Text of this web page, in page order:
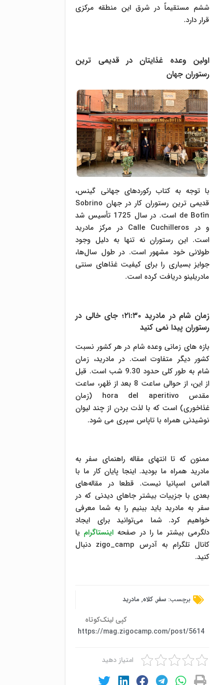
ششم مستقیماً در شرق این منطقه مرکزی
قرار دارد.
اولین وعده غذایتان در قدیمی ترین
رستوران جهان
با توجه به کتاب رکوردهای جهانی گینس،
قدیمی ترین رستوران کار در جهان Sobrino
de Botín است. در سال 1725 تأسیس شد
و در Calle Cuchilleros در مرکز مادرید
است. این رستوران نه تنها به دلیل وجود
طولانی خود مشهور است. در طول سال‌ها،
جوایز بسیاری را برای کیفیت غذاهای سنتی
مادریلینو دریافت کرده است.
زمان شام در مادرید ۲۱:۳۰؛ جای خالی در
رستوران پیدا نمی کنید
بازه های زمانی وعده شام در هر کشور نسبت
کشور دیگر متفاوت است. در مادرید، زمان
شام به طور کلی حدود 9.30 شب است. قبل
از این، از حوالی ساعت 8 بعد از ظهر، ساعت
مقدس hora del aperitivo (زمان
غذاخوری) است که با لذت بردن از چند لیوان
نوشیدنی همراه با تاپاس سپری می شود.
ممنون که تا انتهای مقاله راهنمای سفر به
مادرید همراه ما بودید. اینجا پایان کار ما با
الماس اسپانیا نیست. قطعا در مقاله‌های
بعدی با جزییات بیشتر جاهای دیدنی که در
سفر به مادرید باید ببنیم را به شما معرفی
خواهیم کرد. شما می‌توانید برای ایجاد
دلگرمی بیشتر ما را در صفحه اینستاگرام یا
کانال تلگرام به آدرس zigo_camp دنبال
کنید.
برچسب: سفر,کلاه,مادرید
کپی لینک‌کوتاه
https://mag.zigocamp.com/post/5614
امتیاز دهید